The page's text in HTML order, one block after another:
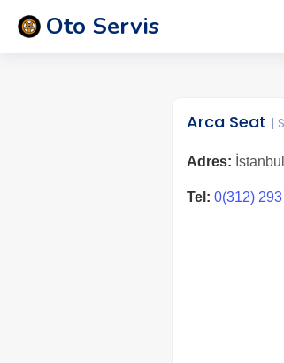
Oto Servis
Arca Seat |
Adres:
Tel: 0(312)